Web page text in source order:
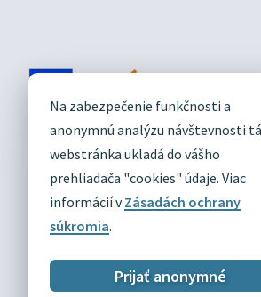
Na zabezpečenie funkčnosti a
anonymnú analýzu návštevnosti
webstránka ukladá do vášho
prehliadača "cookies" údaje. Viac
informácií vZásadách ochrany
súkromia.
Prijať anonymné
DIVÍN
OFICIÁLNE STRÁNKY
Technický prevádzkovateľ:
Alphabet
Správca obsahu:Obec Divín
Posledná aktualizácia:03.08.2026
Mapa
Vyhlásenie o
Zásady ochrany osobných údajov